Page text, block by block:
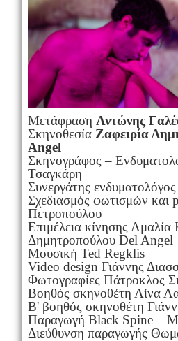
Μετάφραση Αντώνης
Σκηνοθεσία Ζαφειρία
Angel
Σκηνογράφος –
Τσαγκάρη
Συνεργάτης
Σχεδιασμός φωτισμών και
Πετροπούλου
Επιμέλεια κίνησης
Δημητροπούλου Del Angel
Μουσική Ted Regklis
Video design Γιάννης
Φωτογραφίες Πάτροκλος
Βοηθός σκηνοθέτη Λίνα
Β' βοηθός σκηνοθέτη
Παραγωγή Black Spine –
Διεύθυνση παραγωγής